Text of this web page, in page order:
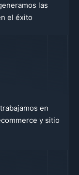
las
el éxito
en
y sitio